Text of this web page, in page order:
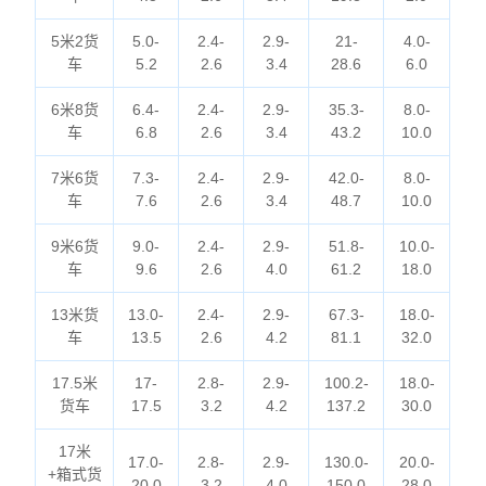
5米2货
车
5.0-
5.2
2.4-
2.6
2.9-
3.4
21-
28.6
4.0-
6.0
6米8货
车
6.4-
6.8
2.4-
2.6
2.9-
3.4
35.3-
43.2
8.0-
10.0
7米6货
车
7.3-
7.6
2.4-
2.6
2.9-
3.4
42.0-
48.7
8.0-
10.0
9米6货
车
9.0-
9.6
2.4-
2.6
2.9-
4.0
51.8-
61.2
10.0-
18.0
13米货
车
13.0-
13.5
2.4-
2.6
2.9-
4.2
67.3-
81.1
18.0-
32.0
17.5米
货车
17-
17.5
2.8-
3.2
2.9-
4.2
100.2-
137.2
18.0-
30.0
17米
+箱式货
17.0-
2.8-
2.9-
130.0-
20.0-